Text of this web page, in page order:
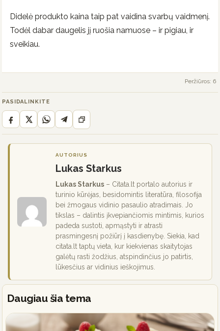
Didelė produkto kaina taip pat vaidina svarbų vaidmenį.
Todėl dabar daugelis jį ruošia namuose – ir pigiau, ir
sveikiau.
Peržiūros: 6
PASIDALINKITE
AUTORIUS
Lukas Starkus
Lukas Starkus – Citata.lt portalo autorius ir
turinio kūrėjas, besidomintis literatūra, filosofija
bei žmogaus vidinio pasaulio atradimais. Jo
tikslas – dalintis įkvepiančiomis mintimis, kurios
padeda sustoti, apmąstyti ir atrasti
prasmingesnį požiūrį į kasdienybę. Siekia, kad
citata.lt taptų vieta, kur kiekvienas skaitytojas
galėtų rasti žodžius, atspindinčius jo patirtis,
lūkesčius ar vidinius ieškojimus.
Daugiau šia tema